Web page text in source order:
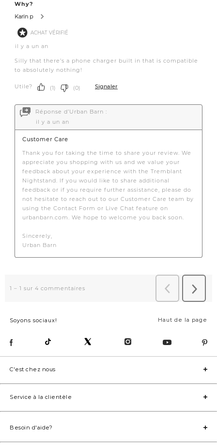
Haut de la page
Soyons sociaux!
C'est chez nous
Service à la clientèle
Besoin d'aide?